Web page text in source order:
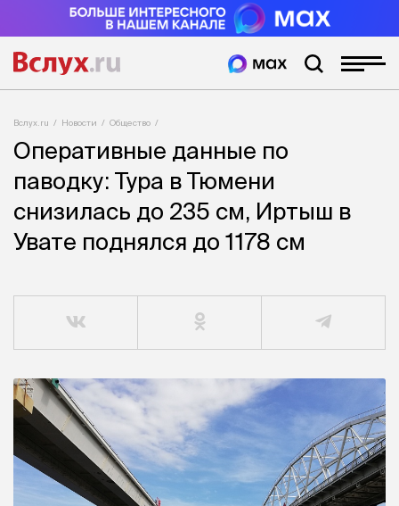
Вслух.ru Новости Общество
Оперативные данные по
паводку: Тура в Тюмени
снизилась до 235 см, Иртыш в
Увате поднялся до 1178 см